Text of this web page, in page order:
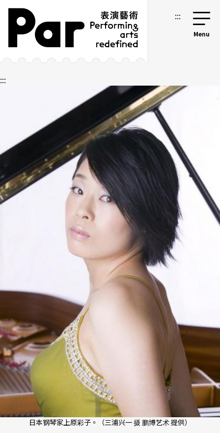
跳到主要内容区块
网站导览 :::
:::
日本钢琴家上原彩子。（三浦兴一 摄 鹏博艺术 提供）